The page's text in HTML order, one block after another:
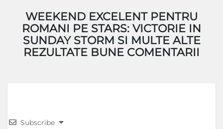
WEEKEND EXCELENT PENTRU
ROMANI PE STARS: VICTORIE IN
SUNDAY STORM SI MULTE ALTE
REZULTATE BUNE COMENTARII
Subscribe